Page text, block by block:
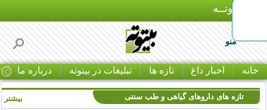
بـیتوتــه
منو
خانه اخبار داغ تازه ها تبلیغات در بیتوته درباره ما
تازه های داروهای گیاهی و طب سنتی بیشتر